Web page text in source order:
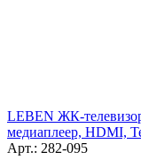
LEBEN ЖК-
медиаплеер, HDMI,
Арт.: 282-095